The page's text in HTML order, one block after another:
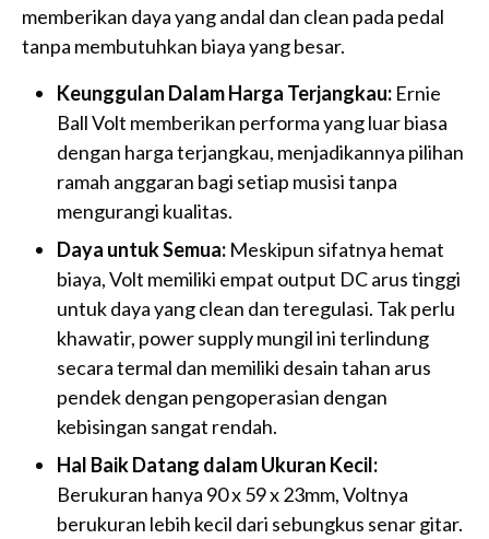
memberikan daya yang andal dan clean pada pedal
tanpa membutuhkan biaya yang besar.
Keunggulan Dalam Harga Terjangkau: Ernie
Ball Volt memberikan performa yang luar biasa
dengan harga terjangkau, menjadikannya pilihan
ramah anggaran bagi setiap musisi tanpa
mengurangi kualitas.
Daya untuk Semua: Meskipun sifatnya hemat
biaya, Volt memiliki empat output DC arus tinggi
untuk daya yang clean dan teregulasi. Tak perlu
khawatir, power supply mungil ini terlindung
secara termal dan memiliki desain tahan arus
pendek dengan pengoperasian dengan
kebisingan sangat rendah.
Hal Baik Datang dalam Ukuran Kecil:
Berukuran hanya 90 x 59 x 23mm, Voltnya
berukuran lebih kecil dari sebungkus senar gitar.